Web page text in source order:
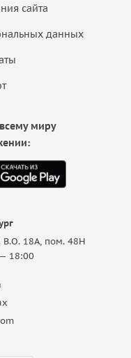
сайта
данных
В.О. 18A, пом. 48Н
18:00
миру